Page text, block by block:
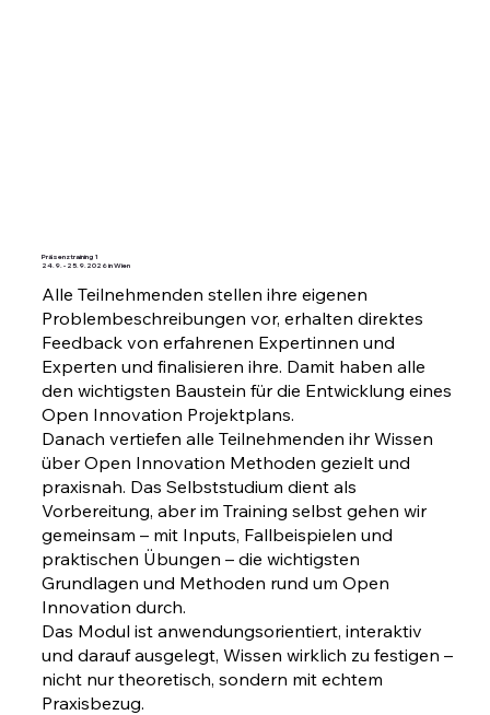
Präsenztraining 1
24.9. - 25.9.2026 in Wien
Alle Teilnehmenden stellen ihre eigenen
Problembeschreibungen vor, erhalten direktes
Feedback von erfahrenen Expertinnen und
Experten und finalisieren ihre. Damit haben alle
den wichtigsten Baustein für die Entwicklung eines
Open Innovation Projektplans.
Danach vertiefen alle Teilnehmenden ihr Wissen
über Open Innovation Methoden gezielt und
praxisnah. Das Selbststudium dient als
Vorbereitung, aber im Training selbst gehen wir
gemeinsam – mit Inputs, Fallbeispielen und
praktischen Übungen – die wichtigsten
Grundlagen und Methoden rund um Open
Innovation durch.
Das Modul ist anwendungsorientiert, interaktiv
und darauf ausgelegt, Wissen wirklich zu festigen –
nicht nur theoretisch, sondern mit echtem
Praxisbezug.